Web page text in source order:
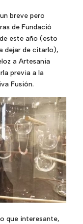
breve pero
de Fundació
este año (esto
dejar de citarlo),
a Artesania
previa a la
Fusión.
que interesante,